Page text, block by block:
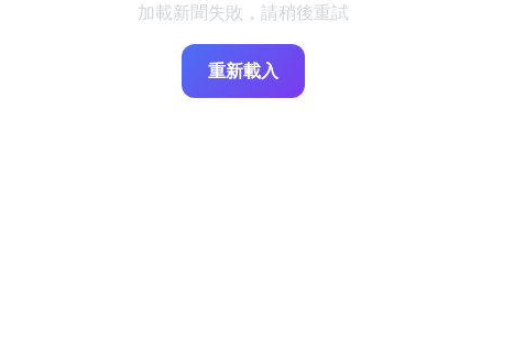
加載新聞失敗，請稍後重試
重新載入